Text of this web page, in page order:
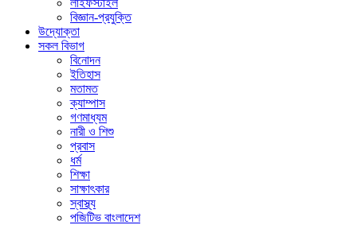
লাইফস্টাইল
বিজ্ঞান-প্রযুক্তি
উদ্যোক্তা
সকল বিভাগ
বিনোদন
ইতিহাস
মতামত
ক্যাম্পাস
গণমাধ্যম
নারী ও শিশু
প্রবাস
ধর্ম
শিক্ষা
সাক্ষাৎকার
স্বাস্থ্য
পজিটিভ বাংলাদেশ